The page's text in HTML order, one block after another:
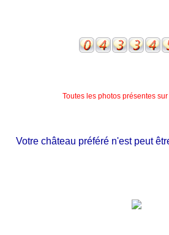
Toutes les photos présentes
Votre château préféré n'est peut